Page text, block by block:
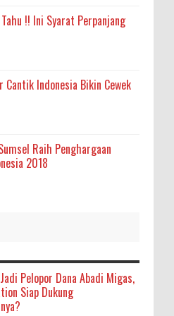
!! Ini Syarat Perpanjang
Cantik Indonesia Bikin Cewek
Raih Penghargaan
2018
Pelopor Dana Abadi Migas,
Siap Dukung